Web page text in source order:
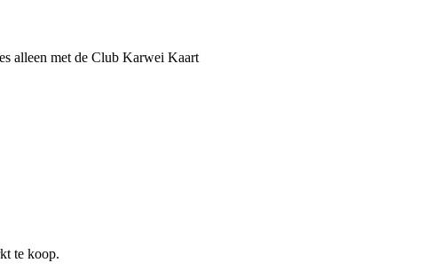
alleen met de Club Karwei Kaart
te koop.